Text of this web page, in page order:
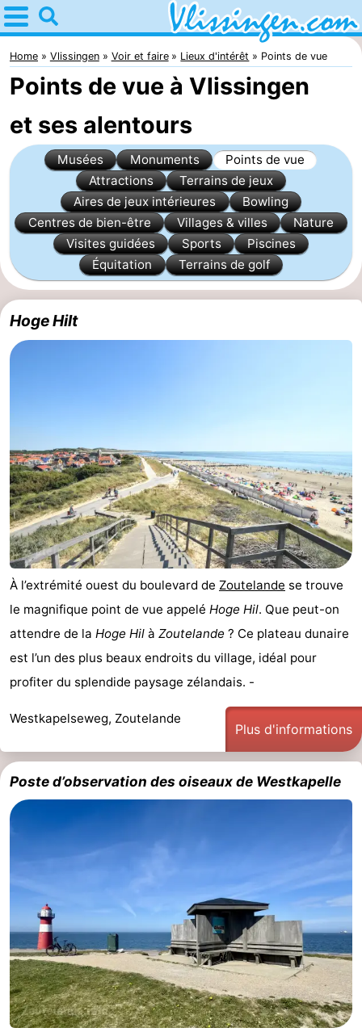
Home
Vlissingen
Astuces
Avec
les
Passer
nuit
Appartements
Martina
Campings
d'hôtes
Chaumières
Galgewei
-
Noordzee
Resort
Vlissingen
-
Strandpark
Zeeland
-
Vebenabos
-
Last
faire
d'intérêt
-
Musées
-
Monuments
Points
de
vue
Attractions
-
Terrains
de
-
Aires
-
Home Vlissingen Voir et faire Lieux d'intérêt Points de vue
Points de vue à Vlissingen
et ses alentours
Musées Monuments
Points de vue
Attractions
Terrains de jeux
Aires de jeux intérieures
Bowling
Centres de bien-être
Villages & villes
Nature
Visites guidées
Sports
Piscines
Équitation
Terrains de golf
Hoge Hilt
À l’extrémité ouest du boulevard de Zoutelande se trouve
le magnifique point de vue appelé Hoge Hil. Que peut-on
attendre de la Hoge Hil à Zoutelande ? Ce plateau dunaire
est l’un des plus beaux endroits du village, idéal pour
profiter du splendide paysage zélandais. -
Westkapelseweg, Zoutelande
Plus d'informations
Poste d’observation des oiseaux de Westkapelle